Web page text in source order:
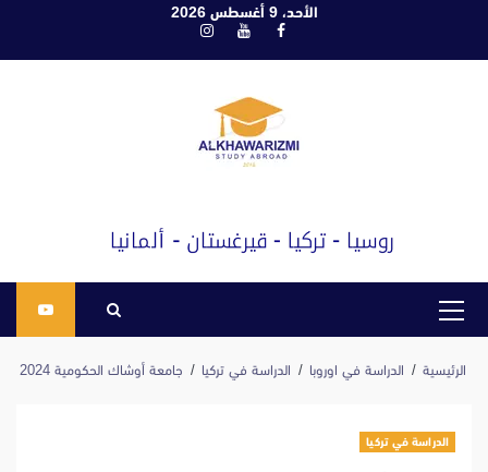
الأحد، 9 أغسطس 2026
فيسبوكيوتيوبانستغرام
القائمة
الرئيسية الدراسة في اوروبا الدراسة في تركيا جامعة أوشاك الحكومية 2024
الدراسة في تركيا